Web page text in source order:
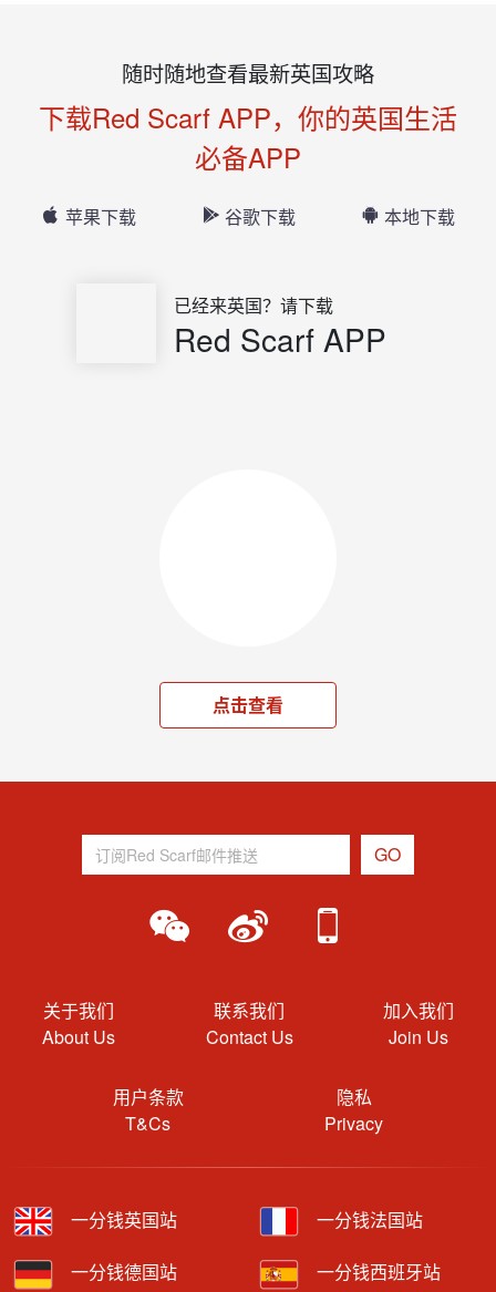
随时随地查看最新英国攻略
下载Red Scarf APP，你的英国生活
必备APP
苹果下载 谷歌下载 本地下载
已经来英国？请下载
Red Scarf APP
点击查看
关于我们
About Us
联系我们
Contact Us
加入我们
Join Us
用户条款
T&Cs
隐私
Privacy
一分钱英国站 一分钱法国站
一分钱德国站 一分钱西班牙站